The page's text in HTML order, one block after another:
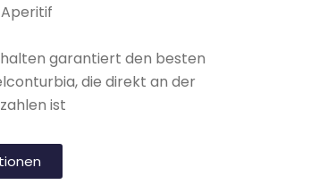
garantiert den besten
die direkt an der
ist